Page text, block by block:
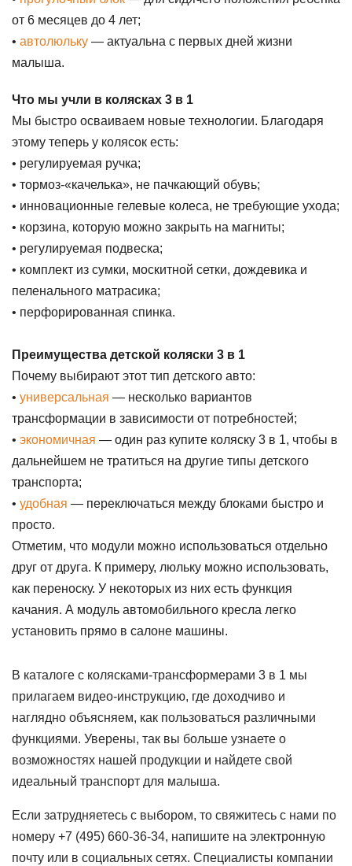
от 6 месяцев до 4 лет;
• автолюльку — актуальна с первых дней жизни
малыша.
Что мы учли в колясках 3 в 1
Мы быстро осваиваем новые технологии. Благодаря
этому теперь у колясок есть:
• регулируемая ручка;
• тормоз-«качелька», не пачкающий обувь;
• инновационные гелевые колеса, не требующие ухода;
• корзина, которую можно закрыть на магниты;
• регулируемая подвеска;
• комплект из сумки, москитной сетки, дождевика и
пеленального матрасика;
• перфорированная спинка.
Преимущества детской коляски 3 в 1
Почему выбирают этот тип детского авто:
• универсальная — несколько вариантов
трансформации в зависимости от потребностей;
• экономичная — один раз купите коляску 3 в 1, чтобы в
дальнейшем не тратиться на другие типы детского
транспорта;
• удобная — переключаться между блоками быстро и
просто.
Отметим, что модули можно использоваться отдельно
друг от друга. К примеру, люльку можно использовать,
как переноску. У некоторых из них есть функция
качания. А модуль автомобильного кресла легко
установить прямо в салоне машины.
В каталоге с колясками-трансформерами 3 в 1 мы
прилагаем видео-инструкцию, где доходчиво и
наглядно объясняем, как пользоваться различными
функциями. Уверены, так вы больше узнаете о
возможностях нашей продукции и найдете свой
идеальный транспорт для малыша.
Если затрудняетесь с выбором, то свяжитесь с нами по
номеру +7 (495) 660-36-34, напишите на электронную
почту или в социальных сетях. Специалисты компании